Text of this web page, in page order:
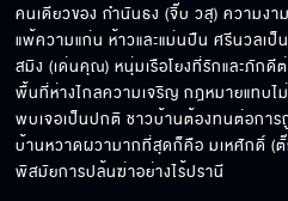
ป่าช่องลมจ
ไหน
ข้าเห็นในนํ้า
อดทนของเอ็ง
คนเดียวของ กำนันธง (จิ๊บ วสุ) ความงา
แพ้ความแก่น ห้าวและแม่นปืน ศรีนวลเป็
สมิง (เด่นคุณ) หนุ่มเรือโยงที่รักและภักดี
พื้นที่ห่างไกลความเจริญ กฎหมายแทบไ
พบเจอเป็นปกติ ชาวบ้านต้องทนต่อการ
บ้านหวาดผวามากที่สุดก็คือ มเหศักดิ์ (
พิสมัยการปล้นฆ่าอย่างไร้ปรานี